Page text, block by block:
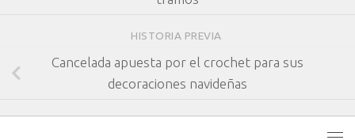
HISTORIA PREVIA
Cancelada apuesta por el crochet para sus
decoraciones navideñas